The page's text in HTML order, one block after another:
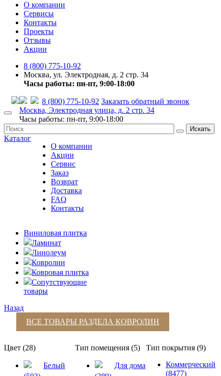
О компании
Сервисы
Контакты
Проекты
Отзывы
Акции
8 (800) 775-10-92
Москва, ул. Электродная, д. 2 стр. 34
Часы работы: пн-пт, 9:00-18:00
8 (800) 775-10-92 Заказать обратный звонок
Москва, Электродная улица, д. 2 стр. 34
Часы работы: пн-пт, 9:00-18:00
Искать
Каталог
О компании
Акции
Сервис
Заказ
Возврат
Доставка
FAQ
Контакты
Виниловая плитка
Ламинат
Линолеум
Ковролин
Ковровая плитка
Сопутствующие
товары
Назад
ВСЕ ТОВАРЫ РАЗДЕЛА КОВРОЛИН
Цвет (28)
Белый
Тип помещения (5)
Для дома
Тип покрытия (9)
Коммерческий
(8477)